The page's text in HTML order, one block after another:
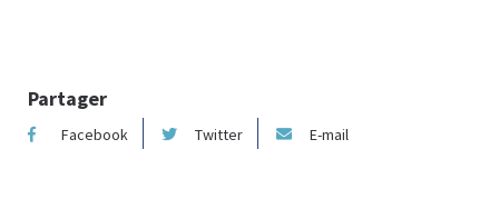
Partager
Facebook Twitter E-mail